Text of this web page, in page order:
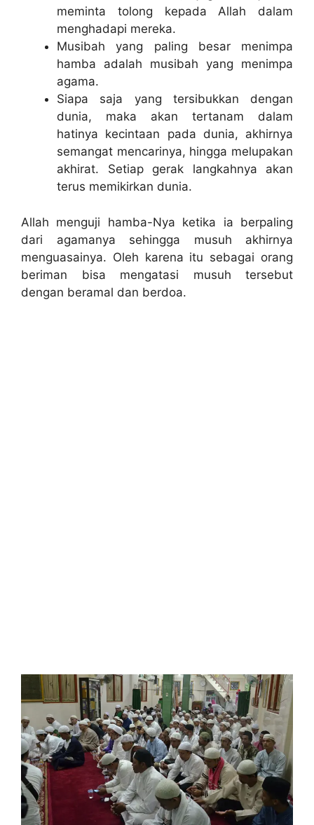
meminta tolong kepada Allah dalam
menghadapi mereka.
Musibah yang paling besar menimpa
hamba adalah musibah yang menimpa
agama.
Siapa saja yang tersibukkan dengan
dunia, maka akan tertanam dalam
hatinya kecintaan pada dunia, akhirnya
semangat mencarinya, hingga melupakan
akhirat. Setiap gerak langkahnya akan
terus memikirkan dunia.
Allah menguji hamba-Nya ketika ia berpaling
dari agamanya sehingga musuh akhirnya
menguasainya. Oleh karena itu sebagai orang
beriman bisa mengatasi musuh tersebut
dengan beramal dan berdoa.